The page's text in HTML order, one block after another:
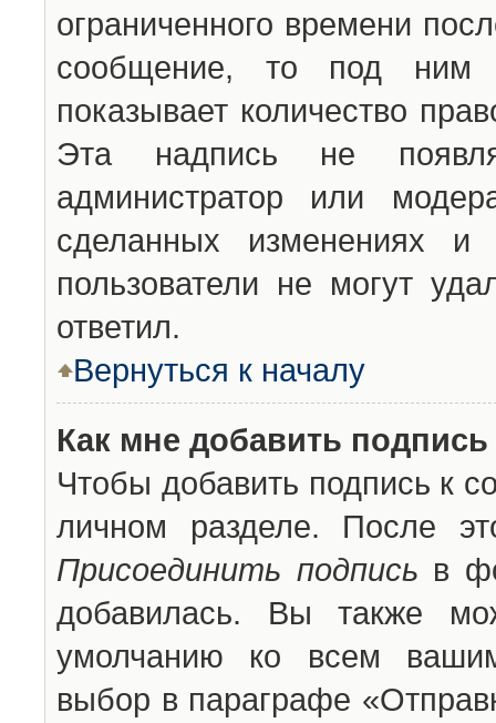
ограниченного времени
сообщение, то под ним
показывает количество
Эта надпись не
администратор или
сделанных изменениях
пользователи не могут
ответил.
Вернуться к началу
Как мне добавить
Чтобы добавить подпись к
личном разделе. После
Присоединить подпись в
добавилась. Вы также
умолчанию ко всем
выбор в параграфе